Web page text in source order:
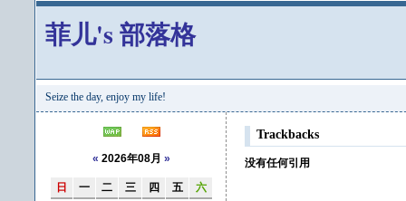
菲儿's 部落格
Seize the day, enjoy my life!
Trackbacks
没有任何引用
« 2026年08月 »
日 一 二 三 四 五
六